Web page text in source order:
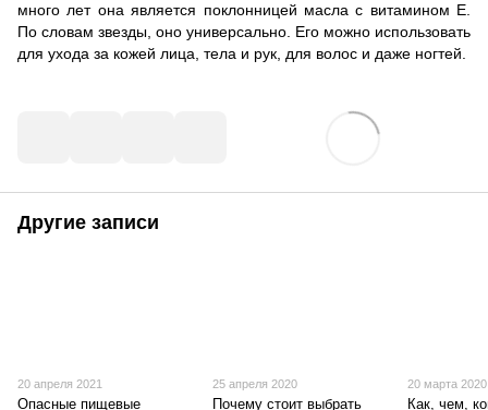
много лет она является поклонницей масла с витамином Е.
По словам звезды, оно универсально. Его можно использовать
для ухода за кожей лица, тела и рук, для волос и даже ногтей.
Другие записи
20 апреля 2021
Опасные пищевые
25 апреля 2020
Почему стоит выбрать
20 марта 2020
Как, чем,